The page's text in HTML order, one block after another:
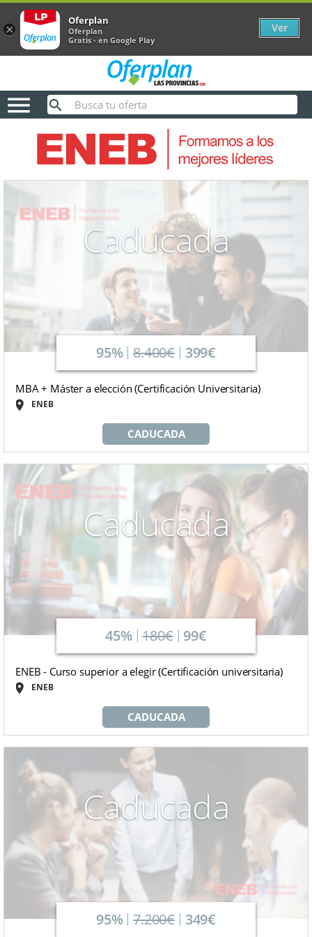

Caducada
95% 8.400€ 399€
MBA + Máster a elección (Certificación Universitaria)
ENEB
CADUCADA
Caducada
45% 180€ 99€
ENEB - Curso superior a elegir (Certificación universitaria)
ENEB
CADUCADA
Caducada
95% 7.200€ 349€
×
Oferplan
Oferplan
Gratis - en Google Play
Ver